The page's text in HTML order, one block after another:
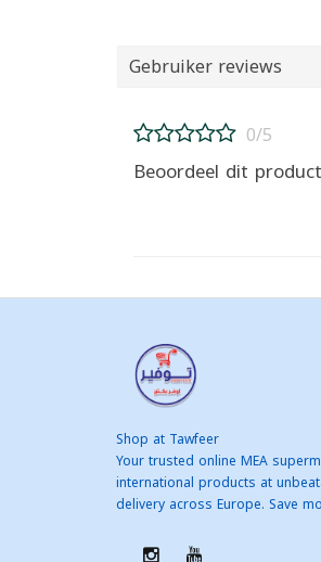
Gebruiker reviews
0/5
Beoordeel dit
Shop at Tawfeer
Your trusted online MEA
international products at
delivery across Europe. Save